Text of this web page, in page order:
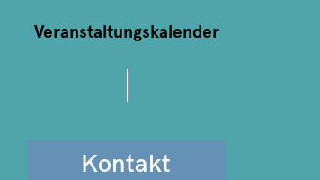
Veranstaltungskalender
Kontakt